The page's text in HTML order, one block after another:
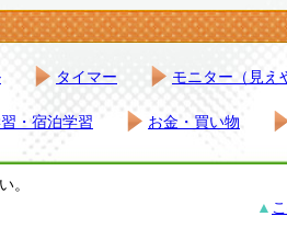
タイマー モニター（見え
・宿泊学習 お金・買い物
。
▲